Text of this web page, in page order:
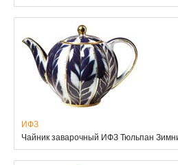
ИФЗ
Чайник заварочный ИФЗ Тюльпан